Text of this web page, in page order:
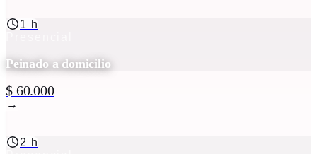
1 h
Peinado a domicilio
$ 60.000
→
2 h